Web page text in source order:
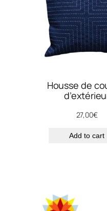
Housse de
27,00€
Add to cart